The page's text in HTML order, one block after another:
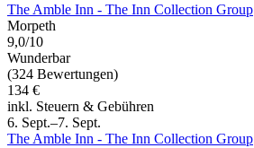
The Amble Inn - The Inn Collection Group
Morpeth
9,0/10
Wunderbar
(324 Bewertungen)
134 €
inkl. Steuern & Gebühren
6. Sept.–7. Sept.
The Amble Inn - The Inn Collection Group